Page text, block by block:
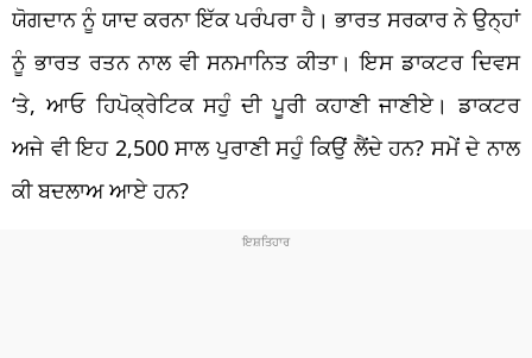
ਯੋਗਦਾਨ ਨੂੰ ਯਾਦ ਕਰਨਾ ਇੱਕ ਪਰੰਪਰਾ ਹੈ। ਭਾਰਤ ਸਰਕਾਰ ਨੇ ਉਨ੍ਹਾਂ
ਨੂੰ ਭਾਰਤ ਰਤਨ ਨਾਲ ਵੀ ਸਨਮਾਨਿਤ ਕੀਤਾ। ਇਸ ਡਾਕਟਰ ਦਿਵਸ
‘ਤੇ, ਆਓ ਹਿਪੋਕ੍ਰੇਟਿਕ ਸਹੁੰ ਦੀ ਪੂਰੀ ਕਹਾਣੀ ਜਾਣੀਏ। ਡਾਕਟਰ
ਅਜੇ ਵੀ ਇਹ 2,500 ਸਾਲ ਪੁਰਾਣੀ ਸਹੁੰ ਕਿਉਂ ਲੈਂਦੇ ਹਨ? ਸਮੇਂ ਦੇ ਨਾਲ
ਕੀ ਬਦਲਾਅ ਆਏ ਹਨ?